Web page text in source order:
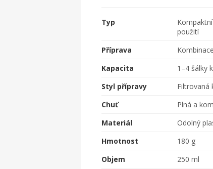
Typ
použití
Příprava
Kapacita
1–4 šálky
Styl přípravy
Filtrovaná
Chuť
Plná a
Materiál
Odolný
Hmotnost
180 g
Objem
250 ml